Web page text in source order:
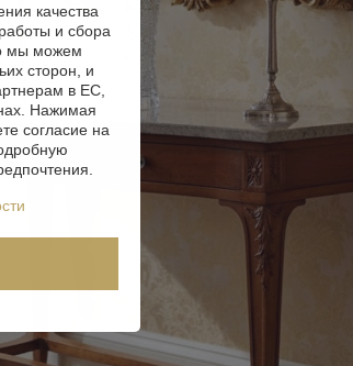
качества
и сбора
мы можем
сторон, и
в ЕС,
Нажимая
согласие на